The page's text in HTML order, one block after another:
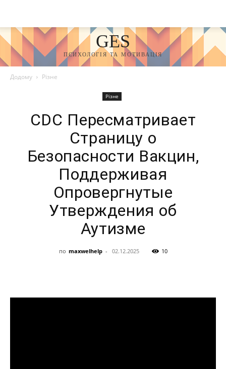
GES
ПСИХОЛОГІЯ ТА МОТИВАЦІЯ
Додому Різне
Різне
CDC Пересматривает
Страницу о
Безопасности Вакцин,
Поддерживая
Опровергнутые
Утверждения об
Аутизме
по maxwelhelp - 02.12.2025 10